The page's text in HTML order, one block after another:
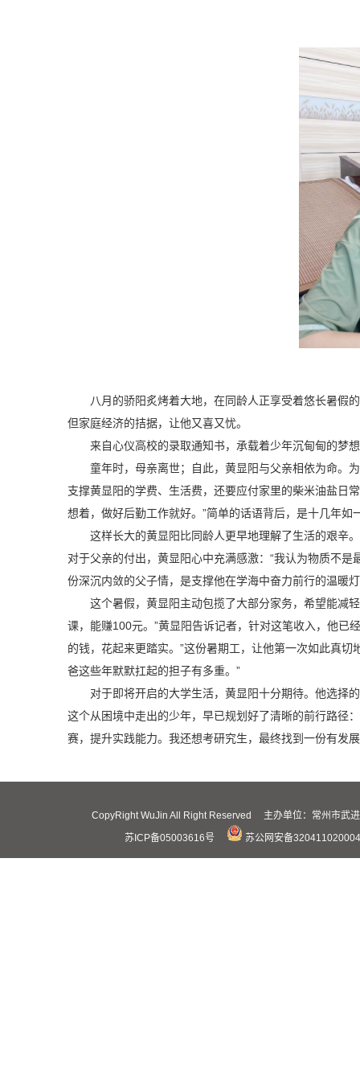
八月的骄阳炙烤着大地，在同龄人正享受着悠长暑假
但家庭经济的拮据，让他又喜又忧。
来自心仪高校的录取通知书，承载着少年沉甸甸的梦
童年时，母亲离世；自此，黄显阳与父亲相依为命。
支撑黄显阳的学费、生活费，还要应付家里的柴米油盐日
想着，做好后勤工作就好。”简单的话语背后，是十几年如
这样长大的黄显阳比同龄人更早地理解了生活的艰辛
对于父亲的付出，黄显阳心中充满感激：“我认为物质不
份深沉内敛的父子情，是支撑他在学海中奋力前行的温暖
这个暑假，黄显阳主动包揽了大部分家务，希望能减
课，能赚100元。”黄显阳告诉记者，针对这笔收入，他已
的钱，花起来更踏实。”这份暑期工，让他第一次如此真
爸这些年默默扛起的担子有多重。”
对于即将开启的大学生活，黄显阳十分期待。他选择
这个从困境中走出的少年，早已规划好了清晰的前行路径
赛，提升实践能力。我还想考研究生，最终找到一份有发
CopyRight WuJin All Right Reserved 主办单位：常州市
苏ICP备05003616号
苏公网安备